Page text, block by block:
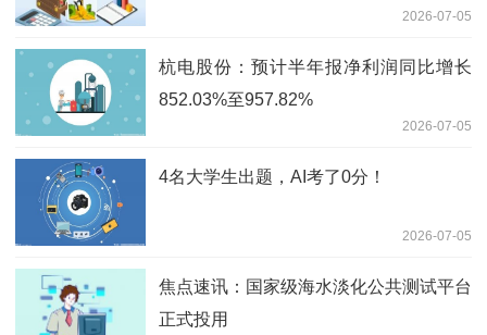
2026-07-05
杭电股份：预计半年报净利润同比增长
852.03%至957.82%
2026-07-05
4名大学生出题，AI考了0分！
2026-07-05
焦点速讯：国家级海水淡化公共测试平台
正式投用